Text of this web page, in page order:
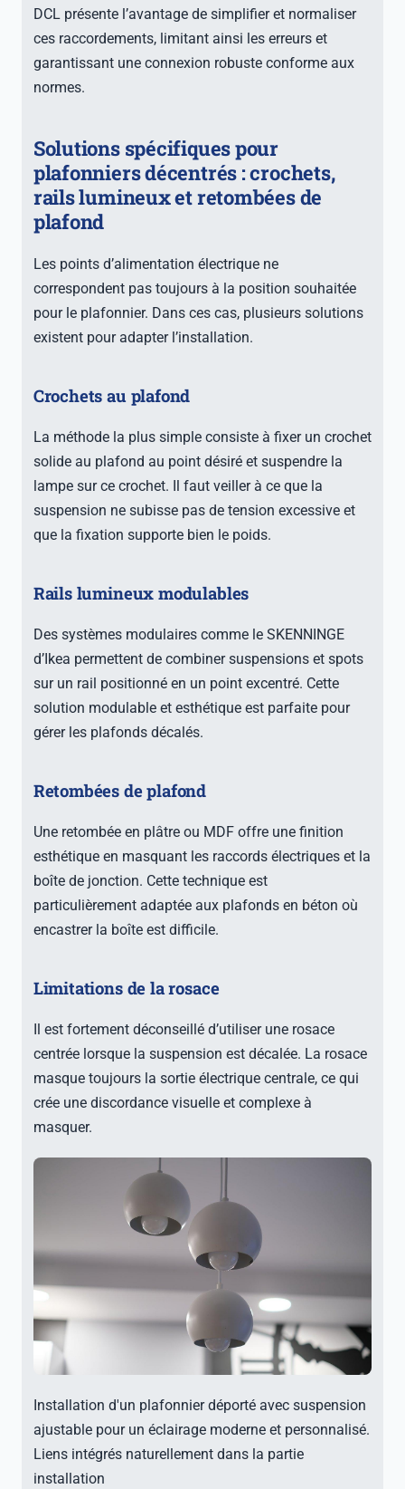
DCL présente l’avantage de simplifier et normaliser
ces raccordements, limitant ainsi les erreurs et
garantissant une connexion robuste conforme aux
normes.
Solutions spécifiques pour
plafonniers décentrés : crochets,
rails lumineux et retombées de
plafond
Les points d’alimentation électrique ne
correspondent pas toujours à la position souhaitée
pour le plafonnier. Dans ces cas, plusieurs solutions
existent pour adapter l’installation.
Crochets au plafond
La méthode la plus simple consiste à fixer un crochet
solide au plafond au point désiré et suspendre la
lampe sur ce crochet. Il faut veiller à ce que la
suspension ne subisse pas de tension excessive et
que la fixation supporte bien le poids.
Rails lumineux modulables
Des systèmes modulaires comme le SKENNINGE
d’Ikea permettent de combiner suspensions et spots
sur un rail positionné en un point excentré. Cette
solution modulable et esthétique est parfaite pour
gérer les plafonds décalés.
Retombées de plafond
Une retombée en plâtre ou MDF offre une finition
esthétique en masquant les raccords électriques et la
boîte de jonction. Cette technique est
particulièrement adaptée aux plafonds en béton où
encastrer la boîte est difficile.
Limitations de la rosace
Il est fortement déconseillé d’utiliser une rosace
centrée lorsque la suspension est décalée. La rosace
masque toujours la sortie électrique centrale, ce qui
crée une discordance visuelle et complexe à
masquer.
Installation d'un plafonnier déporté avec suspension
ajustable pour un éclairage moderne et personnalisé.
Liens intégrés naturellement dans la partie
installation